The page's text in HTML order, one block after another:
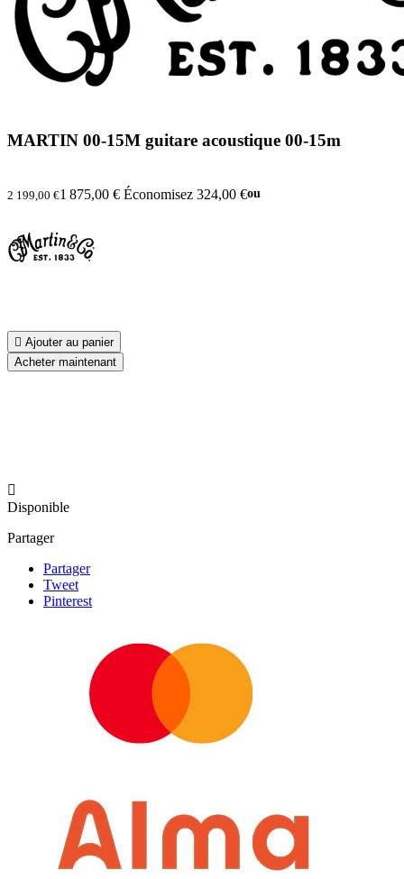
MARTIN 00-15M guitare acoustique 00-15m
2 199,00 €1 875,00 € Économisez 324,00 €ou
 Ajouter au panier
Acheter maintenant

Disponible
Partager
Partager
Tweet
Pinterest